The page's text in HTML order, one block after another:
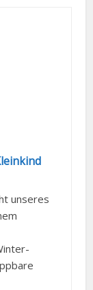
unseres